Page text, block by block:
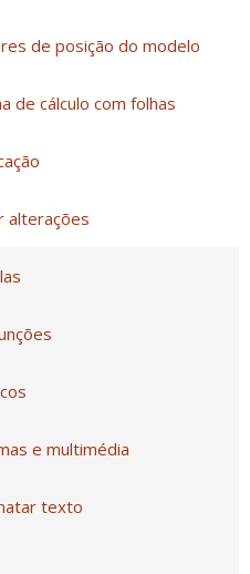
de posição do modelo
de cálculo com folhas
alterações
e multimédia
texto